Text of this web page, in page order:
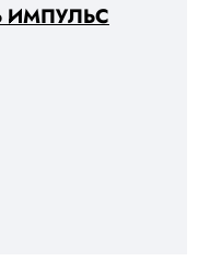
ИМПУЛЬС